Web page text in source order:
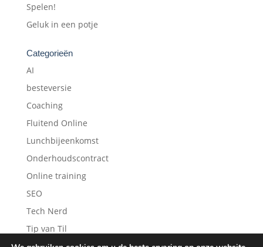
Spelen!
Geluk in een potje
Categorieën
AI
besteversie
Coaching
Fluitend Online
Lunchbijeenkomst
Onderhoudscontract
Online training
SEO
Tech Nerd
Tip van Til